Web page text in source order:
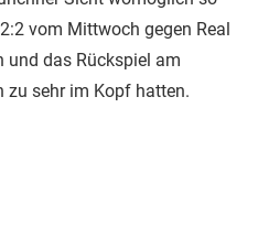
vom Mittwoch gegen Real
und das Rückspiel am
zu sehr im Kopf hatten.